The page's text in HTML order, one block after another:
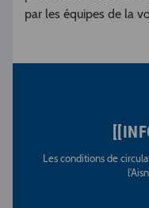
par les équipes de la
Les conditions de